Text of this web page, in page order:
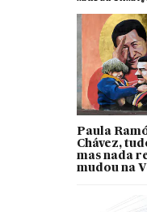
Paula
Chávez,
mas nada
mudou na